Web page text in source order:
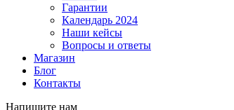
Гарантии
Календарь 2024
Наши кейсы
Вопросы и ответы
Магазин
Блог
Контакты
Напишите нам